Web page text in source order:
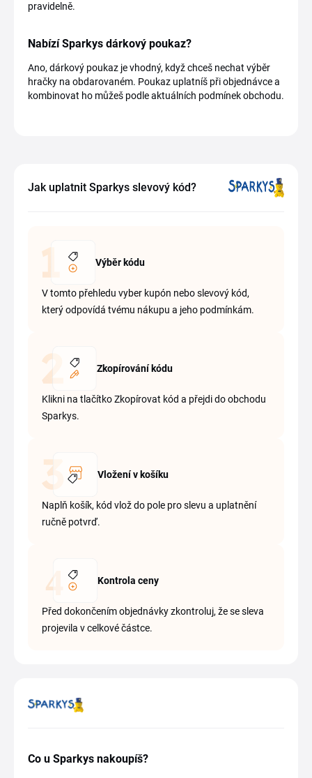
pravidelně.
Nabízí Sparkys dárkový poukaz?
Ano, dárkový poukaz je vhodný, když chceš nechat výběr
hračky na obdarovaném. Poukaz uplatníš při objednávce a
kombinovat ho můžeš podle aktuálních podmínek obchodu.
Jak uplatnit Sparkys slevový kód?
Výběr kódu
V tomto přehledu vyber kupón nebo slevový kód,
který odpovídá tvému nákupu a jeho podmínkám.
Zkopírování kódu
Klikni na tlačítko Zkopírovat kód a přejdi do obchodu
Sparkys.
Vložení v košíku
Naplň košík, kód vlož do pole pro slevu a uplatnění
ručně potvrď.
Kontrola ceny
Před dokončením objednávky zkontroluj, že se sleva
projevila v celkové částce.
Co u Sparkys nakoupíš?